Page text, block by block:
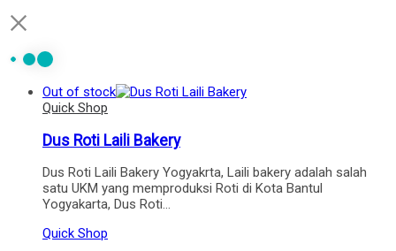
Out of stock
Quick Shop
Dus Roti Laili Bakery
Dus Roti Laili Bakery Yogyakrta, Laili bakery adalah salah
satu UKM yang memproduksi Roti di Kota Bantul
Yogyakarta, Dus Roti…
Quick Shop